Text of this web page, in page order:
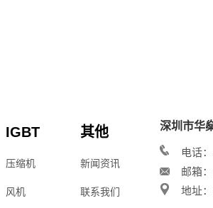
IGBT
压缩机
风机
其他
新闻资讯
联系我们
深圳市华
电话
邮箱
地址